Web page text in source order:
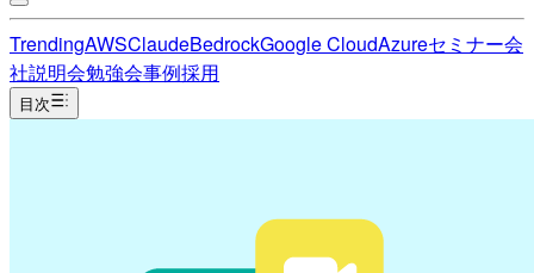
TrendingAWSClaudeBedrockGoogle CloudAzureセミナー会
社説明会勉強会事例採用
目次